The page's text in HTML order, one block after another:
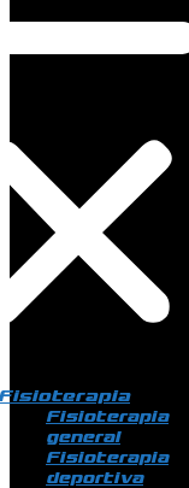
Fisioterapia
general
Fisioterapia
deportiva